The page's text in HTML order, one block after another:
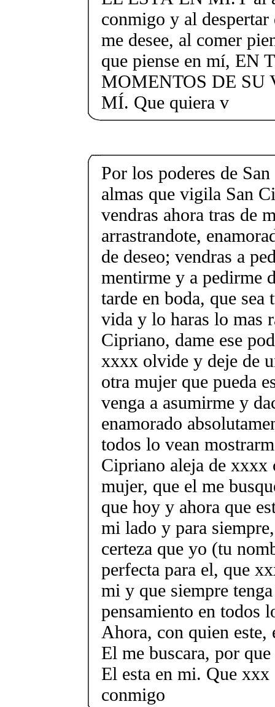
conmigo y al
me desee, al comer
que piense en mí, EN
MOMENTOS DE SU
MÍ. Que quiera v
Por los poderes de
almas que vigila San
vendras ahora tras de
arrastrandote,
de deseo; vendras a
mentirme y a pedirme
tarde en boda, que sea
vida y lo haras lo mas
Cipriano, dame ese
xxxx olvide y deje de
otra mujer que pueda
venga a asumirme y
enamorado
todos lo vean
Cipriano aleja de xxxx
mujer, que el me
que hoy y ahora que
mi lado y para
certeza que yo (tu
perfecta para el, que
mi y que siempre
pensamiento en todos
Ahora, con quien este,
El me buscara, por
El esta en mi. Que xxx
conmigo